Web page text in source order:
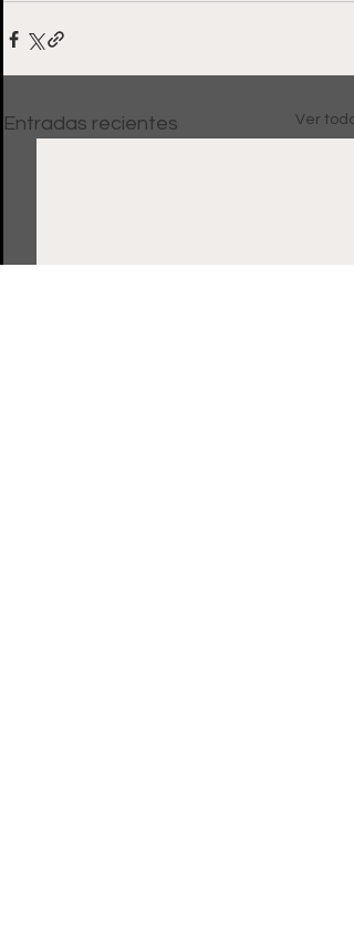
Entradas recientes Ver todo